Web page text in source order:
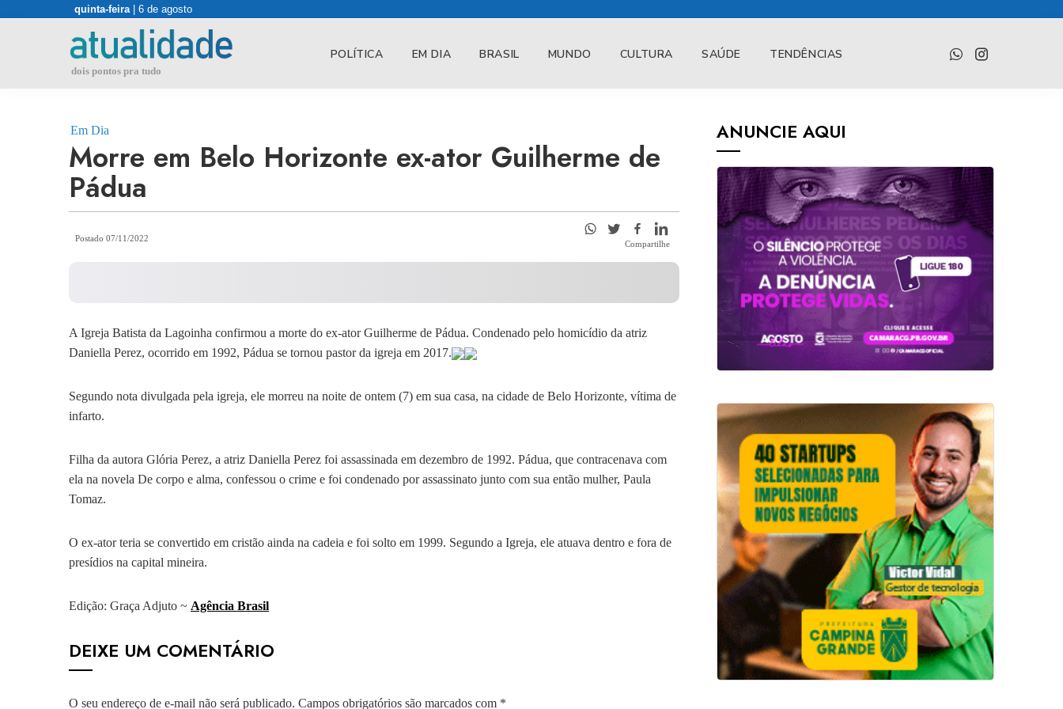
quinta-feira | 6 de agosto
dois pontos pra tudo
POLÍTICA EM DIA BRASIL MUNDO CULTURA SAÚDE TENDÊNCIAS
Em Dia
Morre em Belo Horizonte ex-ator Guilherme de
Pádua
Postado 07/11/2022
Compartilhe
A Igreja Batista da Lagoinha confirmou a morte do ex-ator Guilherme de Pádua. Condenado pelo homicídio da atriz
Daniella Perez, ocorrido em 1992, Pádua se tornou pastor da igreja em 2017.
Segundo nota divulgada pela igreja, ele morreu na noite de ontem (7) em sua casa, na cidade de Belo Horizonte, vítima de
infarto.
Filha da autora Glória Perez, a atriz Daniella Perez foi assassinada em dezembro de 1992. Pádua, que contracenava com
ela na novela De corpo e alma, confessou o crime e foi condenado por assassinato junto com sua então mulher, Paula
Tomaz.
O ex-ator teria se convertido em cristão ainda na cadeia e foi solto em 1999. Segundo a Igreja, ele atuava dentro e fora de
presídios na capital mineira.
Edição: Graça Adjuto ~ Agência Brasil
DEIXE UM COMENTÁRIO
O seu endereço de e-mail não será publicado. Campos obrigatórios são marcados com *
ANUNCIE AQUI